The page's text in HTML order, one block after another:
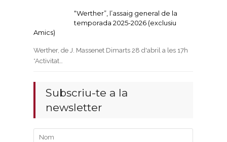
“Werther”, l’assaig general de la
temporada 2025-2026 (exclusiu
Amics)
Werther, de J. Massenet Dimarts 28 d'abril a les 17h
*Activitat…
Subscriu-te a la
newsletter